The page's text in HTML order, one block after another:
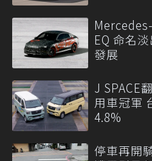
EQ 命名
發展
J SPACE
用車冠軍
4.8%
停車再開